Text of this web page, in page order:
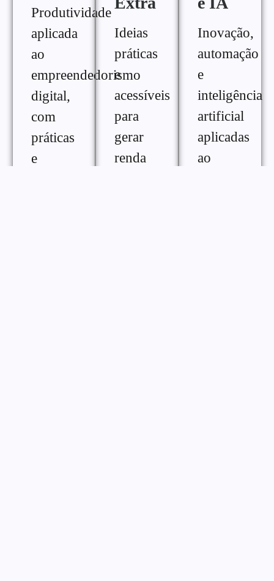
Produtividade
aplicada
ao
empreendedorismo
digital,
com
práticas
e
Ideias
práticas
e
acessíveis
para
gerar
renda
Inovação,
automação
e
inteligência
artificial
aplicadas
ao